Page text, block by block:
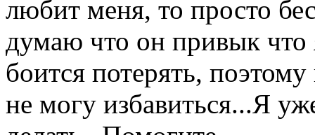
любит меня, то просто
думаю что он привык что
боится потерять,
не могу избавиться...Я